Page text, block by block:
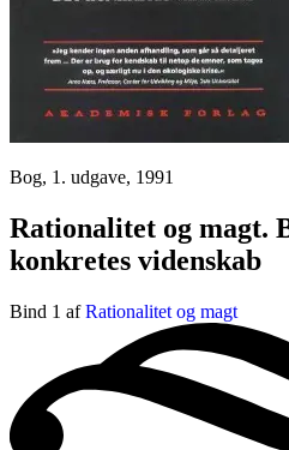
Bog, 1. udgave, 1991
Rationalitet og magt.
konkretes videnskab
Bind 1 afRationalitet og magt